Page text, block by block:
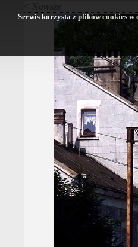
Serwis korzysta z plików cookies w